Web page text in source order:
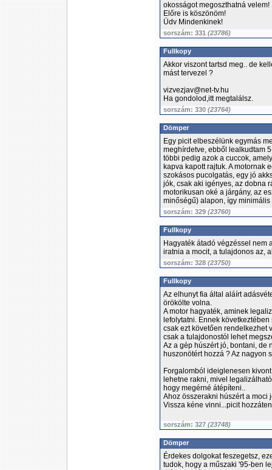
okosságot megoszthatná velem!
Előre is köszönöm!
Üdv Mindenkinek!
sorszám: 331 (23786)
Fullkopy
Akkor viszont tartsd meg.. de
mást tervezel ?
vizvezjav@net-tv.hu
Ha gondolod,itt megtalálsz.
sorszám: 330 (23764)
Dömper
Egy picit elbeszélünk egymás
meghírdetve, ebből lealkudtam
többi pedig azok a cuccok,
kapva kapott rajtuk. A motornak
szokásos pucolgatás, egy jó
jók, csak aki igényes, az dobna
motorikusan oké a járgány, az
minőségű) alapon, így
sorszám: 329 (23760)
Fullkopy
Hagyaték átadó végzéssel
iratnia a mocit, a tulajdonos az,
sorszám: 328 (23750)
Fullkopy
Az elhunyt fia által aláírt
örökölte volna.
A motor hagyaték, aminek
lefolytatni. Ennek
csak ezt követően rendelkezhet
csak a tulajdonostól lehet
Az a gép húszért jó, bontani, de
huszonötért hozzá ? Az nagyon
Forgalomból ideiglenesen
lehetne rakni, mivel
hogy megérné átépíteni..
Ahoz összerakni húszért a moci
Vissza kéne vinni...picit
sorszám: 327 (23748)
Dömper
Érdekes dolgokat feszegetsz,
tudok, hogy a műszaki '95-ben